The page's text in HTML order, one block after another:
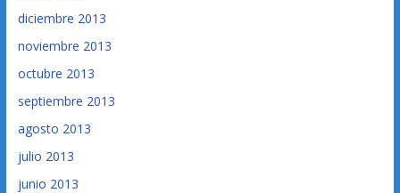
diciembre 2013
noviembre 2013
octubre 2013
septiembre 2013
agosto 2013
julio 2013
junio 2013